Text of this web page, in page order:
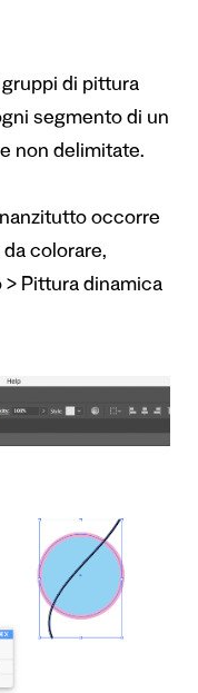
di pittura
segmento di un
non delimitate.
occorre
colorare,
Pittura dinamica